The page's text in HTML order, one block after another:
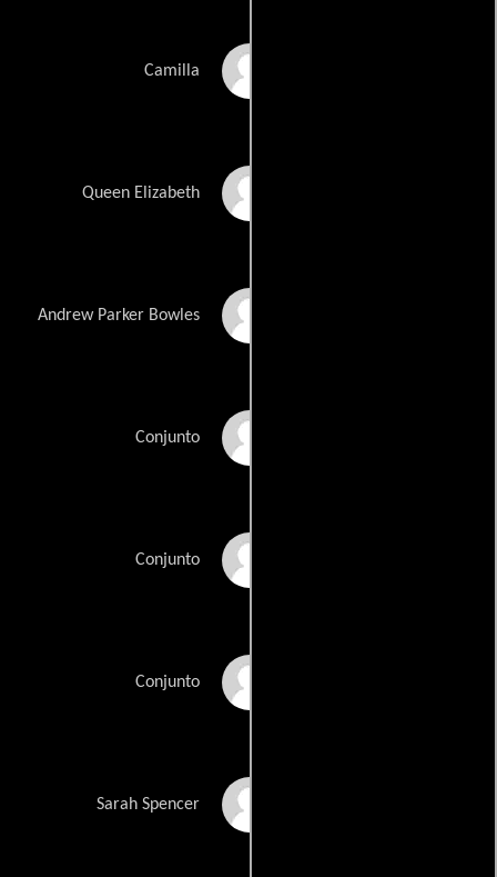
Camilla
Queen Elizabeth
Andrew Parker Bowles
Conjunto
Conjunto
Conjunto
Sarah Spencer